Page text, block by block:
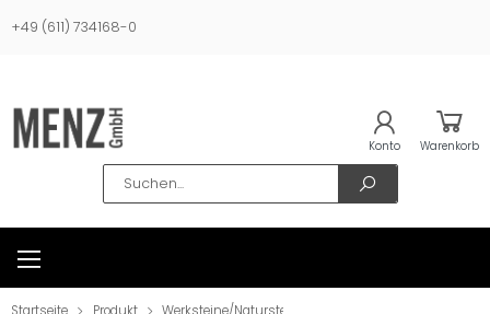
+49 (611) 734168-0
Search
Konto Warenkorb